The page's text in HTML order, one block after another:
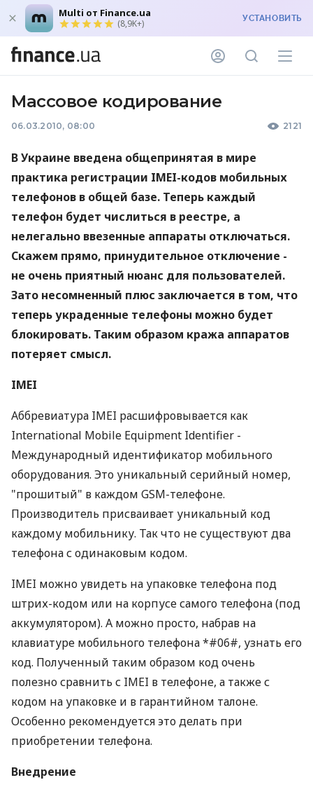
Multi от Finance.ua
(8,9K+) УСТАНОВИТЬ
Массовое кодирование
06.03.2010, 08:00 2121
В Украине введена общепринятая в мире
практика регистрации IMEI-кодов мобильных
телефонов в общей базе. Теперь каждый
телефон будет числиться в реестре, а
нелегально ввезенные аппараты отключаться.
Скажем прямо, принудительное отключение -
не очень приятный нюанс для пользователей.
Зато несомненный плюс заключается в том, что
теперь украденные телефоны можно будет
блокировать. Таким образом кража аппаратов
потеряет смысл.
IMEI
Аббревиатура IMEI расшифровывается как
International Mobile Equipment Identifier -
Международный идентификатор мобильного
оборудования. Это уникальный серийный номер,
"прошитый" в каждом GSM-телефоне.
Производитель присваивает уникальный код
каждому мобильнику. Так что не существуют два
телефона с одинаковым кодом.
IMEI можно увидеть на упаковке телефона под
штрих-кодом или на корпусе самого телефона (под
аккумулятором). А можно просто, набрав на
клавиатуре мобильного телефона *#06#, узнать его
код. Полученный таким образом код очень
полезно сравнить с IMEI в телефоне, а также с
кодом на упаковке и в гарантийном талоне.
Особенно рекомендуется это делать при
приобретении телефона.
Внедрение